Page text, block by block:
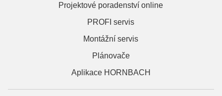
Projektové poradenství online
PROFI servis
Montážní servis
Plánovače
Aplikace HORNBACH